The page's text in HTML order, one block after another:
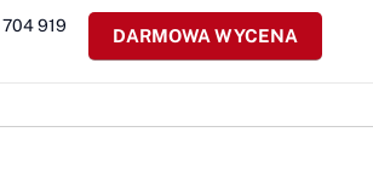
DARMOWA WYCENA
919